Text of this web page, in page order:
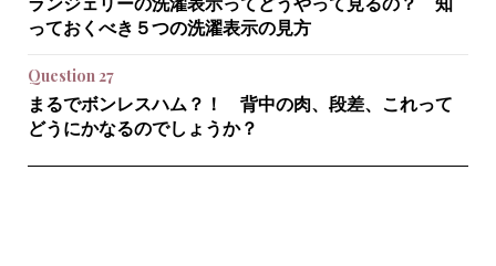
ランジェリーの洗濯表示ってどうやって見るの？ 知
っておくべき５つの洗濯表示の見方
Question 27
まるでボンレスハム？！ 背中の肉、段差、これって
どうにかなるのでしょうか？